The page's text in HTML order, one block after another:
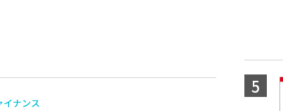
イナンス